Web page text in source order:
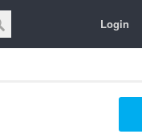
Login